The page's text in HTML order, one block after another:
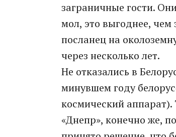
заграничные гости.
мол, это выгоднее, чем
посланец на
через несколько лет.
Не отказались в
минувшем году
космический
«Днепр», конечно же,